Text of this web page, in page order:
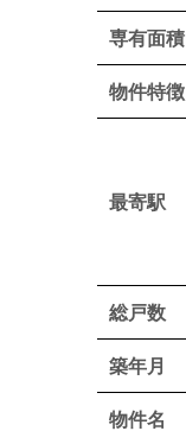
専有面積
物件特徴
最寄駅
総戸数
築年月
物件名